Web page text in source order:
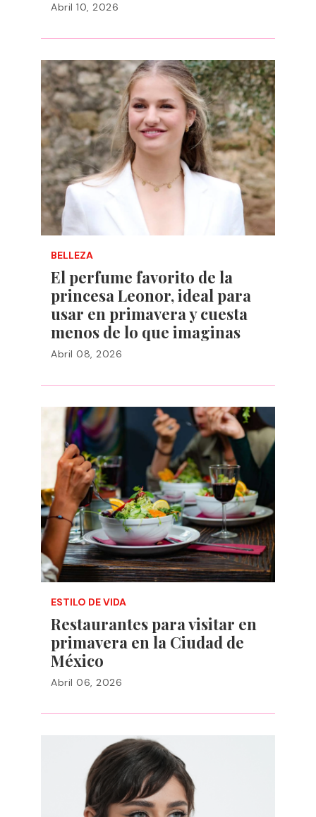
Abril 10, 2026
BELLEZA
El perfume favorito de la
princesa Leonor, ideal para
usar en primavera y cuesta
menos de lo que imaginas
Abril 08, 2026
ESTILO DE VIDA
Restaurantes para visitar en
primavera en la Ciudad de
México
Abril 06, 2026